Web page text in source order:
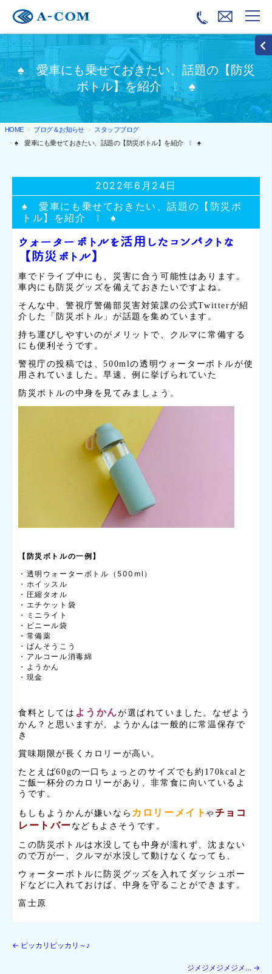
♠ 愛車にも乗せておきたい、話題の【防災
ボトル】を紹介 ❕ ♠
HOME ブログ＆お知らせ
スタッフブログ
♠ 愛車にも乗せておきたい、話題の【防災ボトル】を紹介 ❕ ♠
♠ 愛車にも乗せておきたい、話題の【防災ボ
トル】を紹介 ❕ ♠
2022年6月24日
ウォーターボトルを活用したコンパクトな
【防災ボトル】
車でドライブ中にも、災害に合う可能性はあります。
車内にも防災グッズを備えておきたいですよね。
そんな中、警視庁警備部災害対策課の公式Twitterが紹
介した「防災ボトル」が話題を集めています。
持ち運びしやすいのがメリットで、クルマに常備する
にも便利そうです。
警視庁の投稿では、500mlの透明ウォーターボトルが使
用されていました。早速、例に挙げられていた
防災ボトルの中身を見てみましょう。
【防災ボトルの一例】
・透明ウォーターボトル（500ml）
・ホイッスル
・圧縮タオル
・エチケット袋
・ミニライト
・ビニール袋
・常備薬
・ばんそうこう
・アルコール消毒綿
・ようかん
・現金
食料としては ようかんが選ばれていました。なぜよう
かん？と思いますが、ようかんは一般的に常温保存で
き
賞味期限が長くカロリーが高い。
たとえば60gの一口ちょっとのサイズでも約170kcalと
ご飯一杯分のカロリーがあり、非常食に向いているよ
うです。
もしもようかんが嫌いなら カロリーメイトやチョコ
レートバー などもよさそうです。
この防災ボトルは水没しても中身が濡れず、沈まない
ので万が一、クルマが水没して動けなくなっても、
ウォーターボトルに防災グッズを入れてダッシュボー
ドなどに入れておけば、中身を守ることができます。
富士原
← ピッカリピッカリ～♪
ジメジメジメジメ… →